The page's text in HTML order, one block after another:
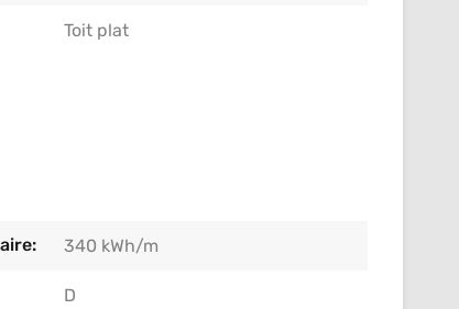
Toit plat
340 kWh/m
D